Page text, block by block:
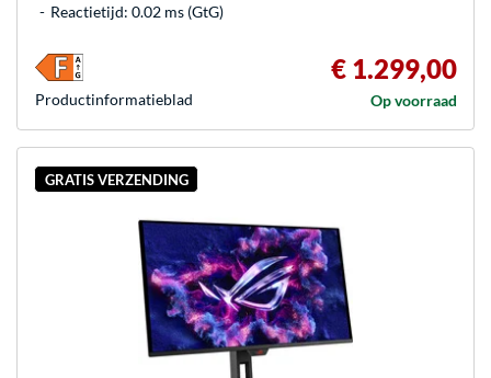
Reactietijd: 0.02 ms (GtG)
€ 1.299,00
Op voorraad
Product­informatieblad
GRATIS VERZENDING